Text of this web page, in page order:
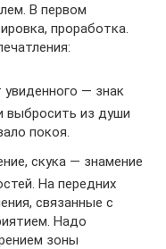
В первом
проработка.
— знак
выбросить из души
покоя.
скука — знамение
На передних
связанные с
Надо
зоны